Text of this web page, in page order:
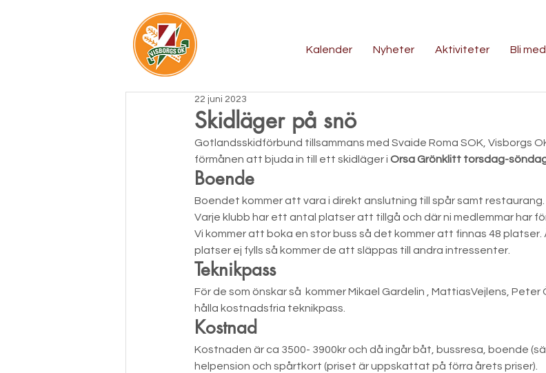
Kalender Nyheter Aktiviteter Bli
Skidläger på snö
22 juni 2023
Gotlandsskidförbund tillsammans med Svaide Roma SOK, Visborgs
förmånen att bjuda in till ett skidläger i Orsa Grönklitt torsdag-
Boende
Boendet kommer att vara i direkt anslutning till spår samt restaurang.
Varje klubb har ett antal platser att tillgå och där ni medlemmar har
Vi kommer att boka en stor buss så det kommer att finnas 48
platser ej fylls så kommer de att släppas till andra intressenter.
Teknikpass
För de som önskar så  kommer Mikael Gardelin , MattiasVejlens,
hålla kostnadsfria teknikpass.
Kostnad
Kostnaden är ca 3500- 3900kr och då ingår båt, bussresa, boende
helpension och spårtkort (priset är uppskattat på förra årets priser).